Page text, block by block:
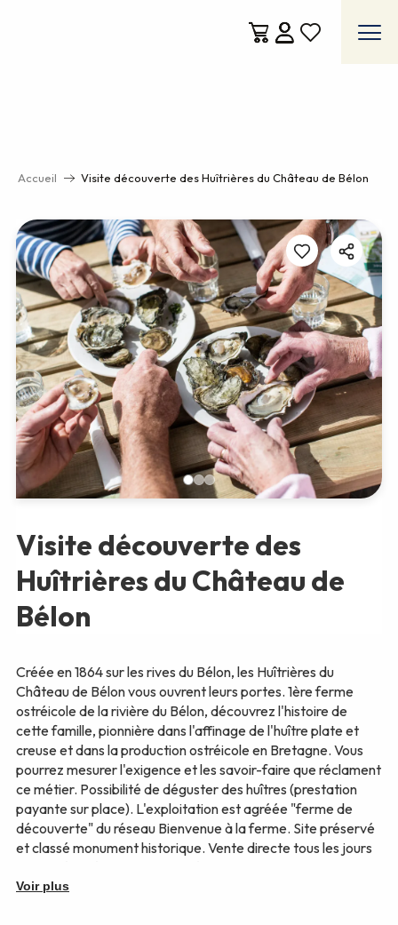
Accueil Visite découverte des Huîtrières du Château de Bélon